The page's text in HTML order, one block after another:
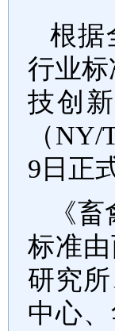
根据
行业
技创
（NY/
9 日正
《
标准
研究
中心